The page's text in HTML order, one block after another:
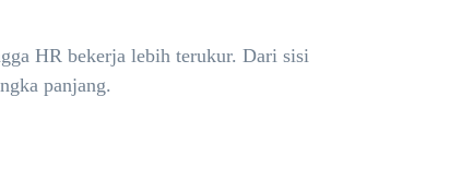
HR bekerja lebih terukur. Dari sisi
panjang.